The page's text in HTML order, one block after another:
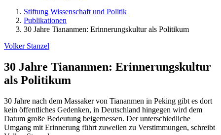
Stiftung Wissenschaft und Politik
Publikationen
30 Jahre Tiananmen: Erinnerungskultur als Politikum
Volker Stanzel
30 Jahre Tiananmen: Erinnerungskultur
als Politikum
30 Jahre nach dem Massaker von Tiananmen in Peking gibt es dort
kein öffentliches Gedenken, in Deutschland hingegen wird dem
Datum große Bedeutung beigemessen. Der unterschiedliche
Umgang mit Erinnerung führt zuweilen zu Verstimmungen, schreibt